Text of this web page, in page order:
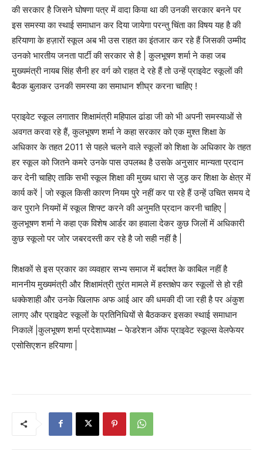
की सरकार है जिसने घोषणा पत्र में वादा किया था की उनकी सरकार बनने पर
इस समस्या का स्थाई समाधान कर दिया जायेगा परन्तु चिंता का विषय यह है की
हरियाणा के हज़ारों स्कूल अब भी उस राहत का इंतजार कर रहे हैं जिसकी उम्मीद
उनको भारतीय जनता पार्टी की सरकार से है | कुलभूषण शर्मा ने कहा जब
मुख्यमंत्री नायब सिंह सैनी हर वर्ग को राहत दे रहे हैं तो उन्हें प्राइवेट स्कूलों की
बैठक बुलाकर उनकी समस्या का समाधान शीघ्र करना चाहिए !
प्राइवेट स्कूल लगातार शिक्षामंत्री महिपाल ढांडा जी को भी अपनी समस्याओं से
अवगत करवा रहे हैं, कुलभूषण शर्मा ने कहा सरकार को एक मुश्त शिक्षा के
अधिकार के तहत 2011 से पहले चलने वाले स्कूलों को शिक्षा के अधिकार के तहत
हर स्कूल को जितने कमरे उनके पास उपलब्ध है उसके अनुसार मान्यता प्रदान
कर देनी चाहिए ताकि सभी स्कूल शिक्षा की मुख्य धारा से जुड़ कर शिक्षा के क्षेत्र में
कार्य करें | जो स्कूल किसी कारण नियम पुरे नहीं कर पा रहे हैं उन्हें उचित समय दे
कर पुराने नियमों में स्कूल शिफ्ट करने की अनुमति प्रदान करनी चाहिए |
कुलभूषण शर्मा ने कहा एक विशेष आर्डर का हवाला देकर कुछ जिलों में अधिकारी
कुछ स्कूलो पर जोर जबरदस्ती कर रहे है जो सही नहीं है |
शिक्षकों से इस प्रकार का व्यवहार सभ्य समाज में बर्दाश्त के काबिल नहीं है
माननीय मुख्यमंत्री और शिक्षामंत्री तुरंत मामले में हस्तक्षेप कर स्कूलों से हो रही
धक्केशाही और उनके खिलाफ अफ आई आर की धमकी दी जा रही है पर अंकुश
लागए और प्राइवेट स्कूलों के प्रतिनिधियों से बैठककर इसका स्थाई समाधान
निकालें |कुलभूषण शर्मा प्रदेशाध्यक्ष – फेडरेशन ऑफ प्राइवेट स्कूल्स वेलफेयर
एसोसिएशन हरियाणा |